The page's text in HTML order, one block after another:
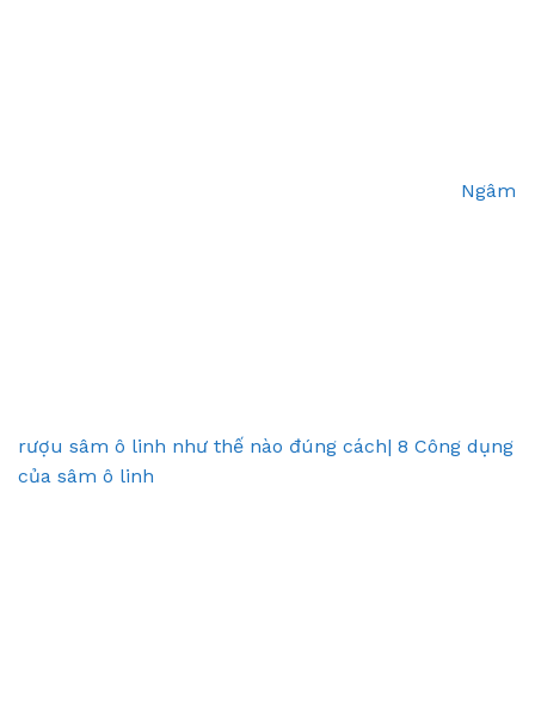
Ngâm
rượu sâm ô linh như thế nào đúng cách| 8 Công dụng
của sâm ô linh